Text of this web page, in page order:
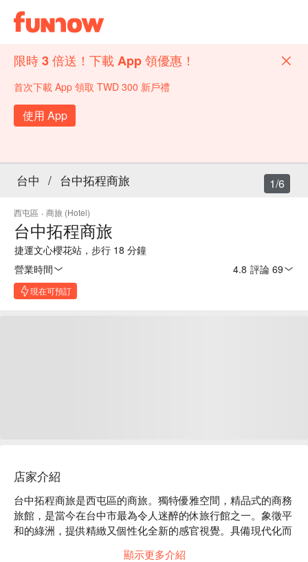
限時 3 倍送！下載 App 領優惠！
首次下載 App 領取 TWD 300 新戶禮
使用 App
台中 / 台中拓程商旅
西屯區 · 商旅 (Hotel)
台中拓程商旅
捷運文心櫻花站，步行 18 分鐘
營業時間
4.8 評論 69
現在可預訂
1/6
店家介紹
台中拓程商旅是西屯區的商旅。獨特優雅空間，精品式的商務
旅館，是當今在台中市最為令人迷醉的休旅行館之一。象徵平
和的綠洲，提供精緻又個性化全新的感官視覺。具備現代化而
顯示更多介紹